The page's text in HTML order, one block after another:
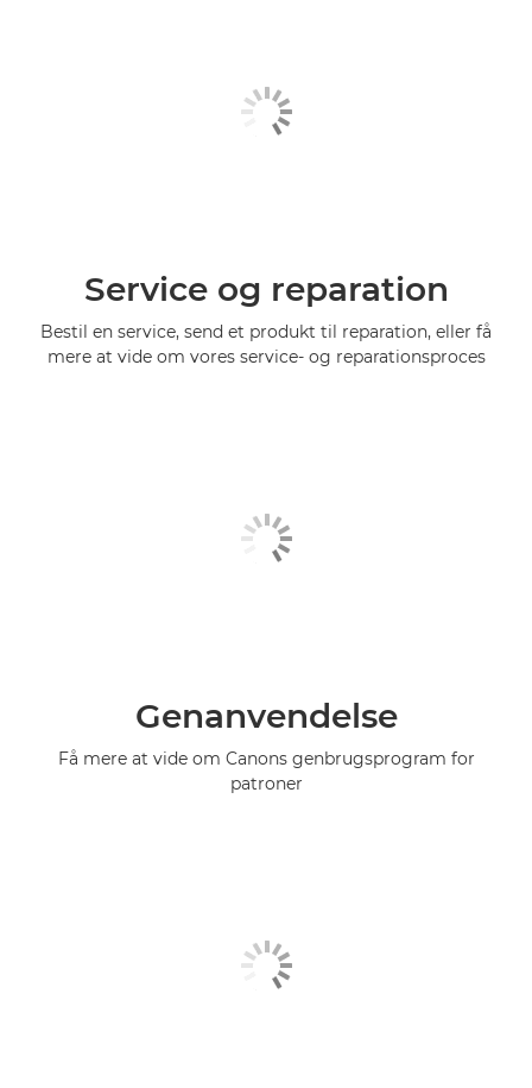
Service og reparation
Bestil en service, send et produkt til reparation, eller få
mere at vide om vores service- og reparationsproces
Genanvendelse
Få mere at vide om Canons genbrugsprogram for
patroner